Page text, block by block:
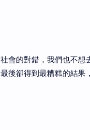
會的對錯，我們也不想
後卻得到最糟糕的結果